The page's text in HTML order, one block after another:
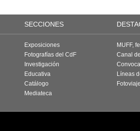
SECCIONES
Exposiciones
Fotografías del CdF
Investigación
Educativa
Catálogo
Mediateca
MUFF,
Canal
Líneas